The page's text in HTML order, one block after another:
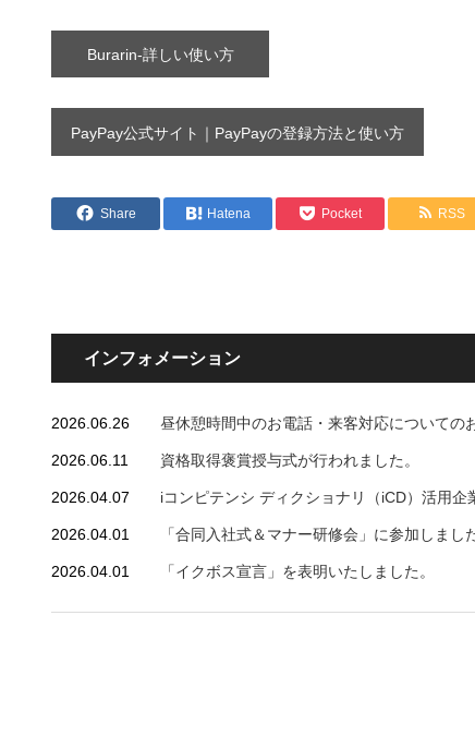
Burarin-詳しい使い方
PayPay公式サイト｜PayPayの登録方法と使い方
Share Hatena Pocket RSS
インフォメーション
2026.06.26 昼休憩時間中のお電話・来客対応についての
2026.06.11 資格取得褒賞授与式が行われました。
2026.04.07 iコンピテンシ ディクショナリ（iCD）活用企
2026.04.01 「合同入社式＆マナー研修会」に参加しまし
2026.04.01 「イクボス宣言」を表明いたしました。